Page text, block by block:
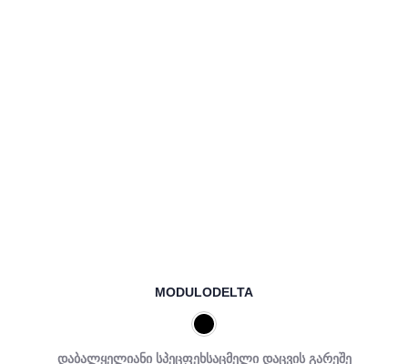
MODULODELTA
დაბალყელიანი სპეცფეხსაცმელი დაცვის გარეშე